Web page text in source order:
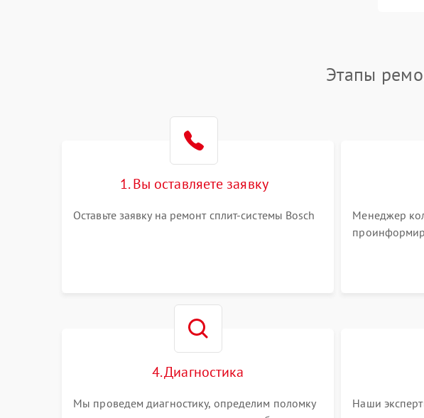
Этапы
1. Вы оставляете заявку
Оставьте заявку на ремонт сплит-системы Bosch
Менеджер
сплит-
4. Диагностика
Мы проведем диагностику, определим поломку
Наши